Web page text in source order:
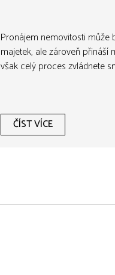
Pronájem nemovitosti může
majetek, ale zároveň
však celý proces zvládnete
ČÍST VÍCE